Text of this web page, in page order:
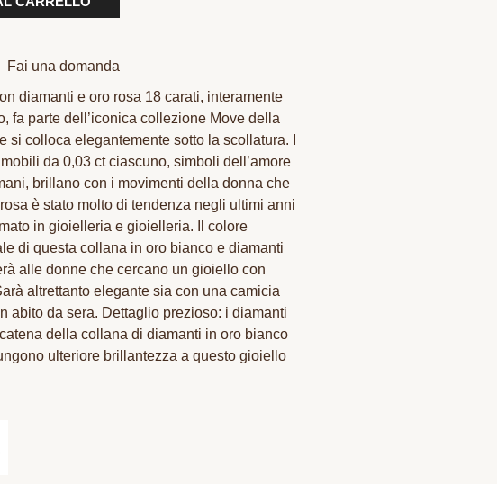
Fai una domanda
diamanti e oro rosa 18 carati, interamente
fa parte dell’iconica collezione Move della
si colloca elegantemente sotto la scollatura. I
da 0,03 ct ciascuno, simboli dell’amore
brillano con i movimenti della donna che
rosa è stato molto di tendenza negli ultimi anni
in gioielleria e gioielleria. Il colore
di questa collana in oro bianco e diamanti
alle donne che cercano un gioiello con
altrettanto elegante sia con una camicia
abito da sera. Dettaglio prezioso: i diamanti
della collana di diamanti in oro bianco
ulteriore brillantezza a questo gioiello